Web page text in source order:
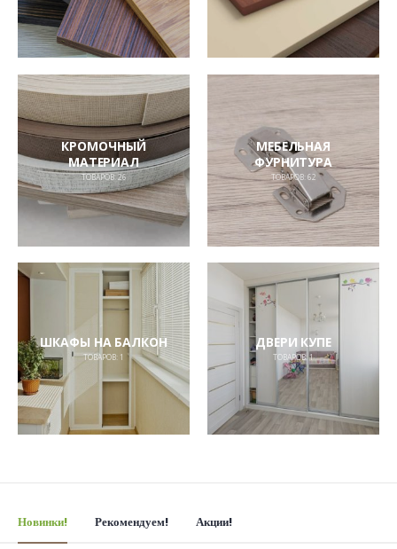
КРОМОЧНЫЙ
МАТЕРИАЛ
ТОВАРОВ:26
МЕБЕЛЬНАЯ
ФУРНИТУРА
ТОВАРОВ:62
ШКАФЫ НА БАЛКОН
ТОВАРОВ: 1
ДВЕРИ КУПЕ
ТОВАРОВ: 1
Новинки! Рекомендуем! Акции!